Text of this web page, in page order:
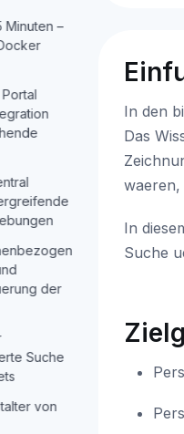
Minuten –
der
Suche
von
In den
Das
waeren,
In
Suche